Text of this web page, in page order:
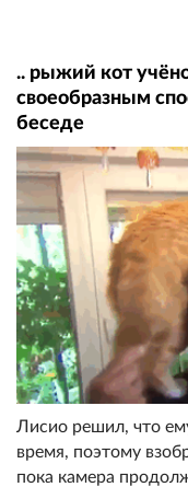
.. рыжий кот
своеобразным
беседе
Лисио решил, что
время, поэтому
пока камера